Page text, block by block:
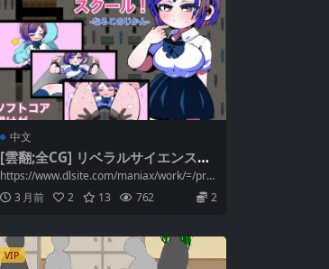
中文
[雲翻;全CG] リベラルサイエンスス
クール! Ver20230927 [簡中]
https://www.dlsite.com/maniax/work/=/pr
o...
3 月前 2 13 762 2
VIP